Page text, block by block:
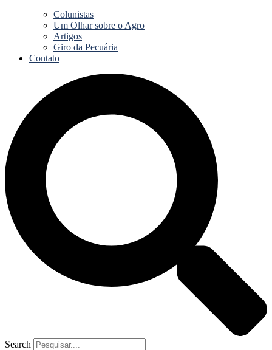
Colunistas
Um Olhar sobre o Agro
Artigos
Giro da Pecuária
Contato
Search